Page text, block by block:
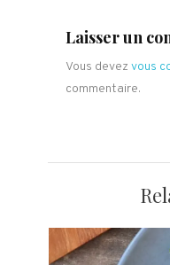
Laisser un
Vous devezvous
commentaire.